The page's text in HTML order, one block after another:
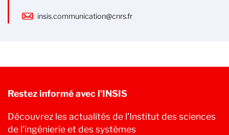
insis.communication@cnrs.fr
Restez informé avec l'INSIS
Découvrez les actualités de l’Institut des sciences
de l'ingénierie et des systèmes